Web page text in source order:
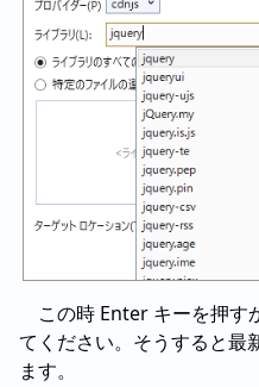
この時 Enter キーを押す
てください。そうすると最
ます。